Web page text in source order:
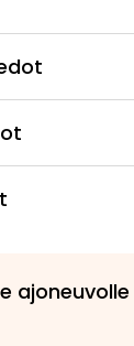
ajoneuvolle